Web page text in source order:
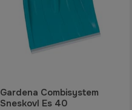
Gardena Combisystem
Sneskovl Es 40